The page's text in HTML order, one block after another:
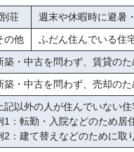
別荘
週末や休暇時に避暑
の他
ふだん住んでいる住
築・中古を問わず、賃貸の
築・中古を問わず、売却の
記以外の人が住んでいない
1：転勤・入院などのため居
2：建て替えなどのために取